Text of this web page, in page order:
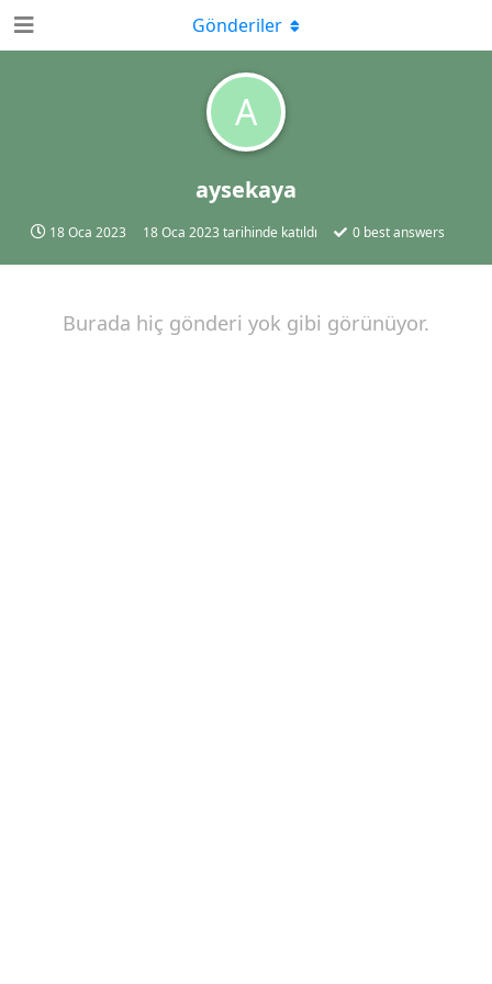
A
aysekaya
18 Oca 2023 18 Oca 2023 tarihinde katıldı 0 best answers
Gönderiler
Burada hiç gönderi yok gibi görünüyor.